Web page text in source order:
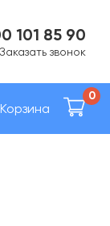
101 85 90
Заказать звонок
Корзина
0